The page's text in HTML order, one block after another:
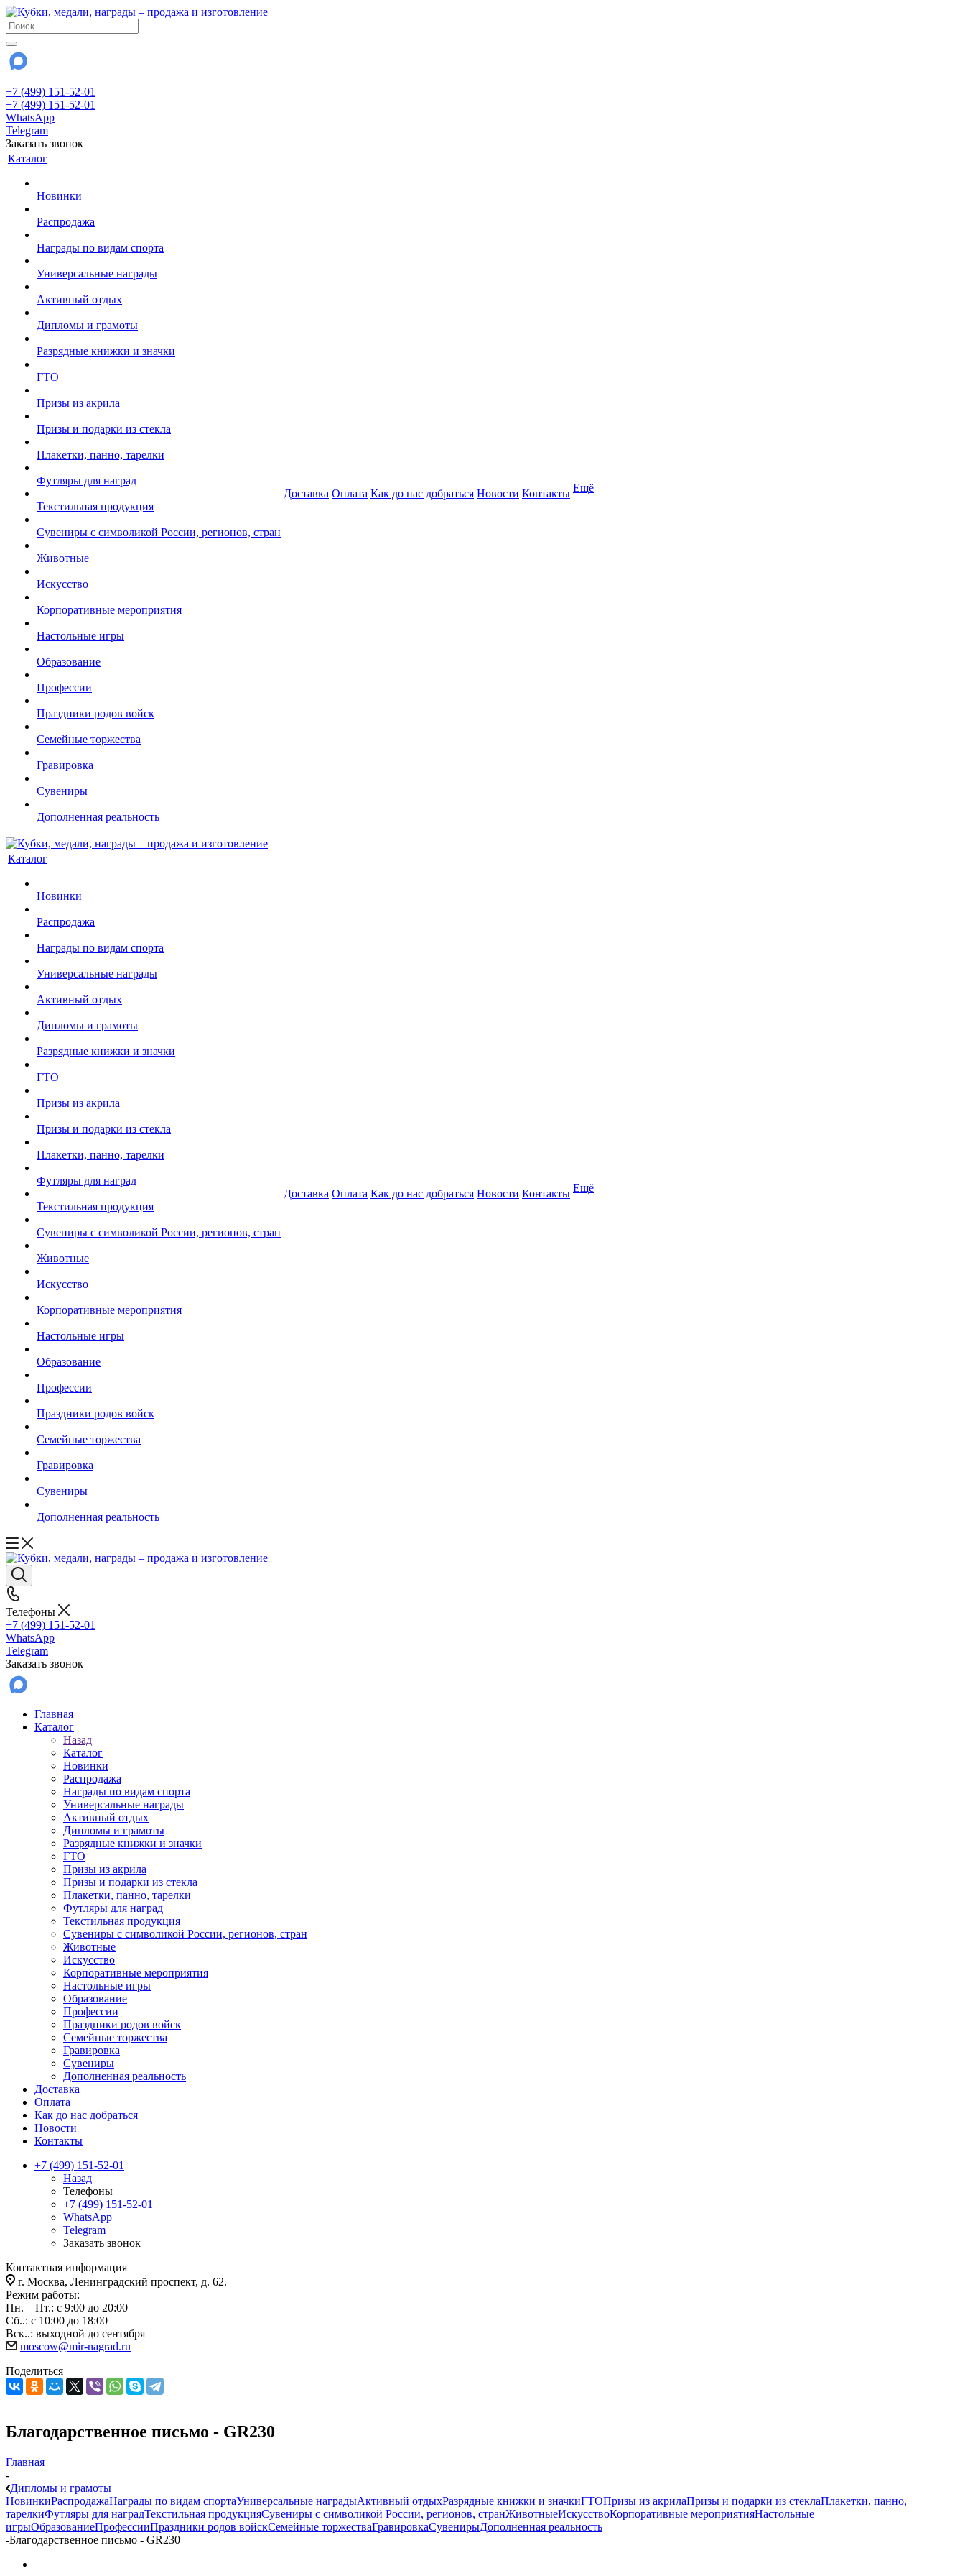
+7 (499) 151-52-01
+7 (499) 151-52-01
WhatsApp
Telegram
Заказать звонок
Каталог
Новинки
Распродажа
Награды по видам спорта
Универсальные награды
Активный отдых
Дипломы и грамоты
Разрядные книжки и значки
ГТО
Призы из акрила
Призы и подарки из стекла
Плакетки, панно, тарелки
Футляры для наград
Текстильная продукция
Сувениры с символикой России, регионов, стран
Животные
Искусство
Корпоративные мероприятия
Настольные игры
Образование
Профессии
Праздники родов войск
Семейные торжества
Гравировка
Сувениры
Дополненная реальность
Доставка Оплата Как до нас добраться Новости Контакты Ещё
Каталог
Новинки
Распродажа
Награды по видам спорта
Универсальные награды
Активный отдых
Дипломы и грамоты
Разрядные книжки и значки
ГТО
Призы из акрила
Призы и подарки из стекла
Плакетки, панно, тарелки
Футляры для наград
Текстильная продукция
Сувениры с символикой России, регионов, стран
Животные
Искусство
Корпоративные мероприятия
Настольные игры
Образование
Профессии
Праздники родов войск
Семейные торжества
Гравировка
Сувениры
Дополненная реальность
Доставка Оплата Как до нас добраться Новости Контакты Ещё
Телефоны
+7 (499) 151-52-01
WhatsApp
Telegram
Заказать звонок
Главная
Каталог
Назад
Каталог
Новинки
Распродажа
Награды по видам спорта
Универсальные награды
Активный отдых
Дипломы и грамоты
Разрядные книжки и значки
ГТО
Призы из акрила
Призы и подарки из стекла
Плакетки, панно, тарелки
Футляры для наград
Текстильная продукция
Сувениры с символикой России, регионов, стран
Животные
Искусство
Корпоративные мероприятия
Настольные игры
Образование
Профессии
Праздники родов войск
Семейные торжества
Гравировка
Сувениры
Дополненная реальность
Доставка
Оплата
Как до нас добраться
Новости
Контакты
+7 (499) 151-52-01
Назад
Телефоны
+7 (499) 151-52-01
WhatsApp
Telegram
Заказать звонок
Контактная информация
г. Москва, Ленинградский проспект, д. 62.
Режим работы:
Пн. – Пт.: с 9:00 до 20:00
Сб..: с 10:00 до 18:00
Вск..: выходной до сентября
moscow@mir-nagrad.ru
Поделиться
Благодарственное письмо - GR230
Главная
-
Дипломы и грамоты
НовинкиРаспродажаНаграды по видам спортаУниверсальные наградыАктивный отдыхРазрядные книжки и значкиГТОПризы из акрилаПризы и подарки из стеклаПлакетки, панно,
тарелкиФутляры для наградТекстильная продукцияСувениры с символикой России, регионов, странЖивотныеИскусствоКорпоративные мероприятияНастольные
игрыОбразованиеПрофессииПраздники родов войскСемейные торжестваГравировкаСувенирыДополненная реальность
-Благодарственное письмо - GR230